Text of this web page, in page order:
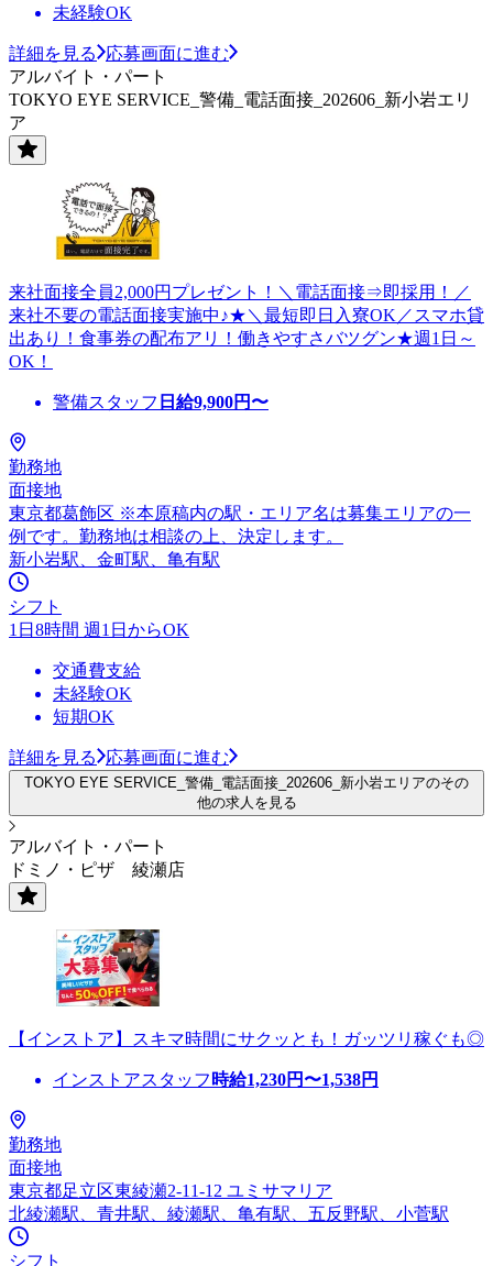
未経験OK
詳細を見る
応募画面に進む
アルバイト・パート
TOKYO EYE SERVICE_警備_電話面接_202606_新小岩エリ
ア
来社面接全員2,000円プレゼント！＼電話面接⇒即採用！／
来社不要の電話面接実施中♪★＼最短即日入寮OK／スマホ貸
出あり！食事券の配布アリ！働きやすさバツグン★週1日～
OK！
警備スタッフ 日給9,900円〜
勤務地
面接地
東京都葛飾区 ※本原稿内の駅・エリア名は募集エリアの一
例です。勤務地は相談の上、決定します。
新小岩駅、金町駅、亀有駅
シフト
1日8時間 週1日からOK
交通費支給
未経験OK
短期OK
詳細を見る 応募画面に進む
TOKYO EYE SERVICE_警備_電話面接_202606_新小岩エリアのその
他の求人を見る
アルバイト・パート
ドミノ・ピザ 綾瀬店
【インストア】スキマ時間にサクッとも！ガッツリ稼ぐも◎
インストアスタッフ 時給1,230円〜1,538円
勤務地
面接地
東京都足立区東綾瀬2-11-12 ユミサマリア
北綾瀬駅、青井駅、綾瀬駅、亀有駅、五反野駅、小菅駅
シフト